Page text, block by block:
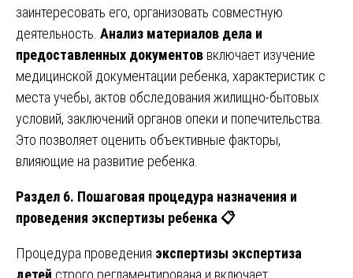
заинтересовать его, организовать совместную
деятельность. Анализ материалов дела и
предоставленных документов включает изучение
медицинской документации ребенка, характеристик с
места учебы, актов обследования жилищно-бытовых
условий, заключений органов опеки и попечительства.
Это позволяет оценить объективные факторы,
влияющие на развитие ребенка.
Раздел 6. Пошаговая процедура назначения и
проведения экспертизы ребенка 📋
Процедура проведения экспертизы экспертиза
детей строго регламентирована и включает